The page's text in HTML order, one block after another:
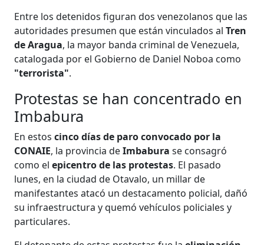
Entre los detenidos figuran dos venezolanos que las
autoridades presumen que están vinculados alTren
de Aragua, la mayor banda criminal de Venezuela,
catalogada por el Gobierno de Daniel Noboa como
"terrorista".
Protestas se han concentrado en
Imbabura
En estos cinco días de paro convocado por la
CONAIE, la provincia deImbaburase consagró
como elepicentro de las protestas. El pasado
lunes, en la ciudad de Otavalo, un millar de
manifestantes atacó un destacamento policial, dañó
su infraestructura y quemó vehículos policiales y
particulares.